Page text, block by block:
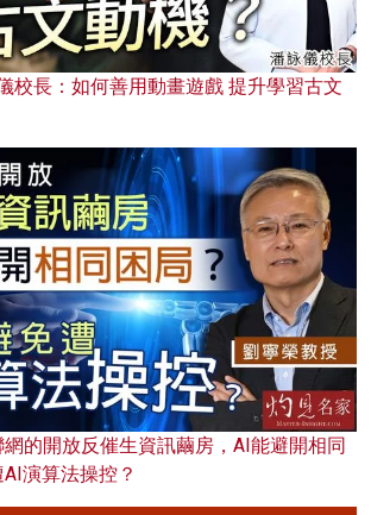
校長：如何善用動畫遊戲 提升學習古文
的開放反催生資訊繭房，AI能避開相同
演算法操控？